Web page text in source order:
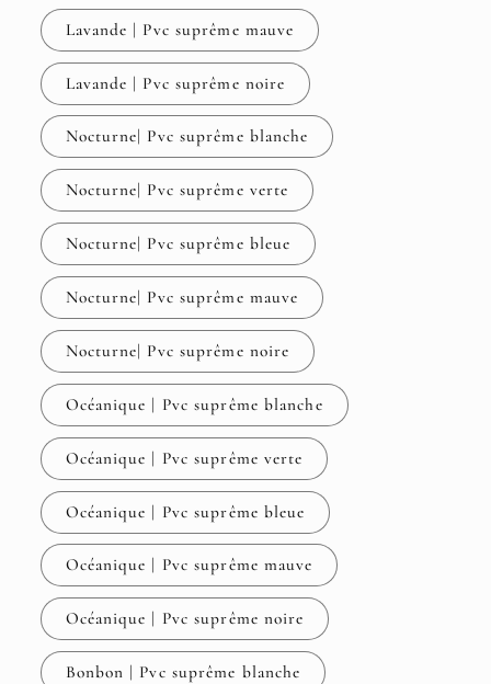
Lavande | Pvc suprême mauve
Lavande | Pvc suprême noire
Nocturne| Pvc suprême blanche
Nocturne| Pvc suprême verte
Nocturne| Pvc suprême bleue
Nocturne| Pvc suprême mauve
Nocturne| Pvc suprême noire
Océanique | Pvc suprême blanche
Océanique | Pvc suprême verte
Océanique | Pvc suprême bleue
Océanique | Pvc suprême mauve
Océanique | Pvc suprême noire
Bonbon | Pvc suprême blanche